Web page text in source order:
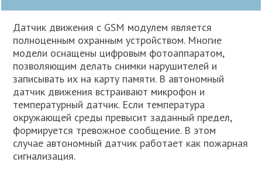
Датчик движения с GSM модулем является
полноценным охранным устройством. Многие
модели оснащены цифровым фотоаппаратом,
позволяющим делать снимки нарушителей и
записывать их на карту памяти. В автономный
датчик движения встраивают микрофон и
температурный датчик. Если температура
окружающей среды превысит заданный предел,
формируется тревожное сообщение. В этом
случае автономный датчик работает как пожарная
сигнализация.